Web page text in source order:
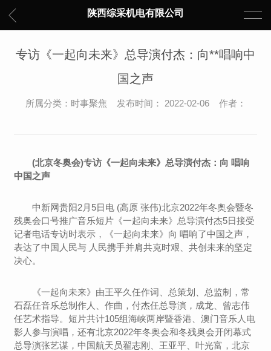
陕西综采机电有限公司
专访《一起向未来》总导演付杰：向**唱响中
国之声
所属分类：时事聚焦 发布时间： 2022-02-06 作者：
(北京冬奥会)专访《一起向未来》总导演付杰：向 唱响
中国之声
中新网贵阳2月5日电 (高原 张伟)北京2022年冬奥会暨冬
残奥会口号推广音乐短片《一起向未来》总导演付杰5日接受
记者电话专访时表示，《一起向未来》向 唱响了中国之声，
表达了中国人民与 人民携手并肩共克时艰、共创未来的坚定
决心。
《一起向未来》由王平久任作词、总策划、总监制，常
石磊任音乐总制作人、作曲，付杰任总导演，成龙、曾志伟
任艺术指导。短片共计105组海峡两岸暨香港、澳门音乐人电
影人参与演唱，还有北京2022年冬奥会和冬残奥会开闭幕式
总导演张艺谋，中国航天员翟志刚、王亚平、叶光富，北京